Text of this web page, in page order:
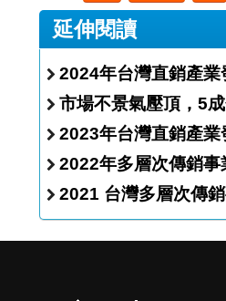
延伸閱讀
2024年台灣直銷產
市場不景氣壓頂，5
2023年台灣直銷產